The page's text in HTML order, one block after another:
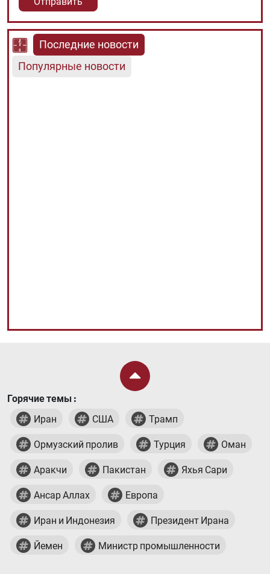
Последние новости
Популярные новости
Горячие темы :
Иран
США Трамп
Ормузский пролив Турция Оман
Аракчи Пакистан Яхья Сари
Ансар Аллах Европа
Иран и Индонезия Президент Ирана
Йемен Министр промышленности